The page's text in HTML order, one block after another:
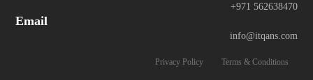
+971 562638470
Email
info@itqans.com
Privacy Policy Terms & Conditions